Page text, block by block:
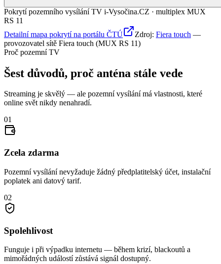
Pokrytí pozemního vysílání TV i-Vysočina.CZ · multiplex MUX
RS 11
Detailní mapa pokrytí na portálu ČTÚ
Zdroj: Fiera touch —
provozovatel sítě Fiera touch (MUX RS 11)
Proč pozemní TV
Šest důvodů, proč anténa stále vede
Streaming je skvělý — ale pozemní vysílání má vlastnosti, které
online svět nikdy nenahradí.
01
Zcela zdarma
Pozemní vysílání nevyžaduje žádný předplatitelský účet, instalační
poplatek ani datový tarif.
02
Spolehlivost
Funguje i při výpadku internetu — během krizí, blackoutů a
mimořádných událostí zůstává signál dostupný.